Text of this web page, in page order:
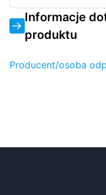
Informacje
produktu
Producent/osoba